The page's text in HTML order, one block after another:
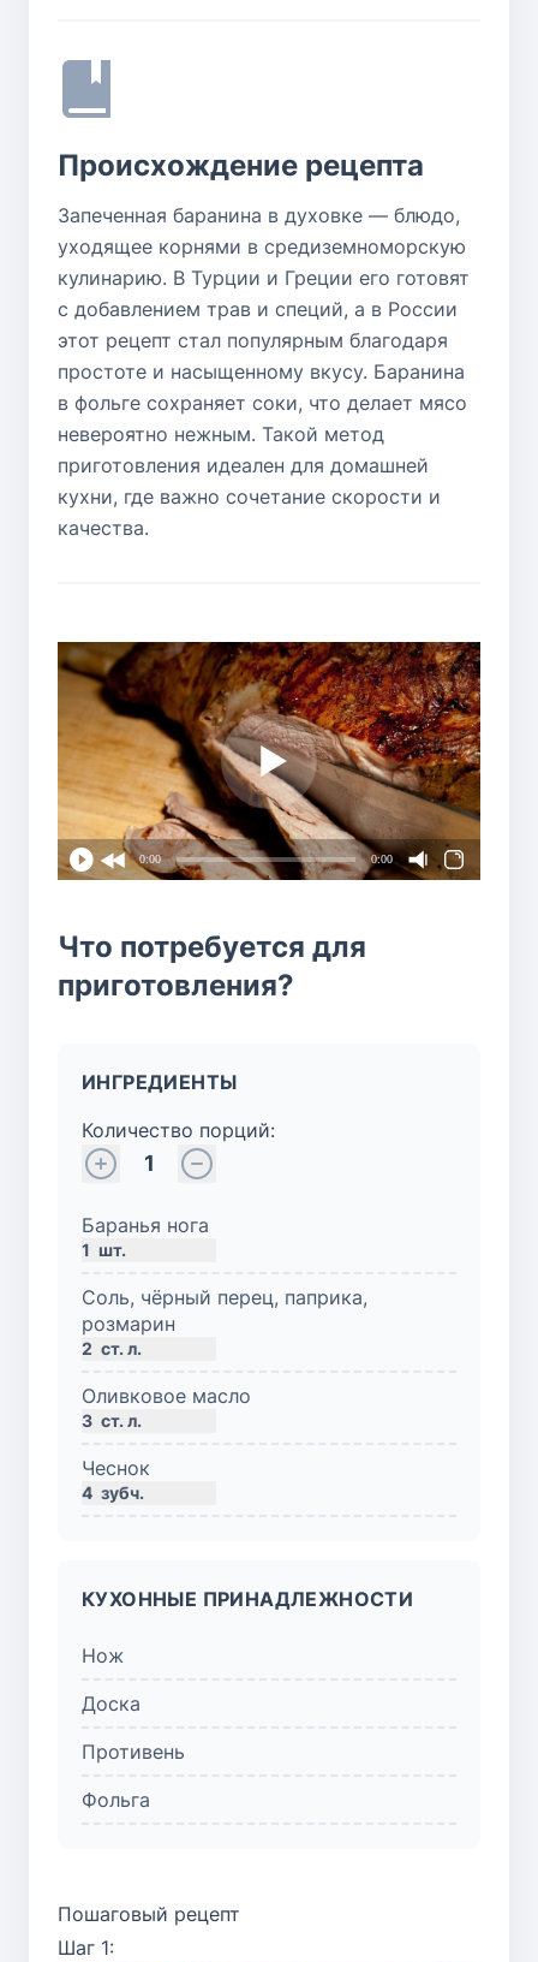
Происхождение рецепта
Запеченная баранина в духовке — блюдо,
уходящее корнями в средиземноморскую
кулинарию. В Турции и Греции его готовят
с добавлением трав и специй, а в России
этот рецепт стал популярным благодаря
простоте и насыщенному вкусу. Баранина
в фольге сохраняет соки, что делает мясо
невероятно нежным. Такой метод
приготовления идеален для домашней
кухни, где важно сочетание скорости и
качества.
0:00 0:00
Что потребуется для
приготовления?
ИНГРЕДИЕНТЫ
Количество порций:
1
Баранья нога
1 шт.
Соль, чёрный перец, паприка,
розмарин
2 ст. л.
Оливковое масло
3 ст. л.
Чеснок
4 зубч.
КУХОННЫЕ ПРИНАДЛЕЖНОСТИ
Нож
Доска
Противень
Фольга
Пошаговый рецепт
Шаг 1: